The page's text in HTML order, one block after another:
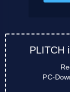
PLITCH
PC-